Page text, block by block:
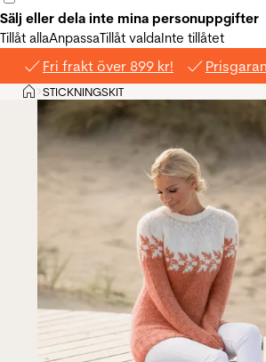
Sälj eller dela inte mina personuppgifter
Tillåt allaAnpassaTillåt valdaInte tillåtet
Fri frakt över 899 kr!
Hem
>STICKNINGSKIT